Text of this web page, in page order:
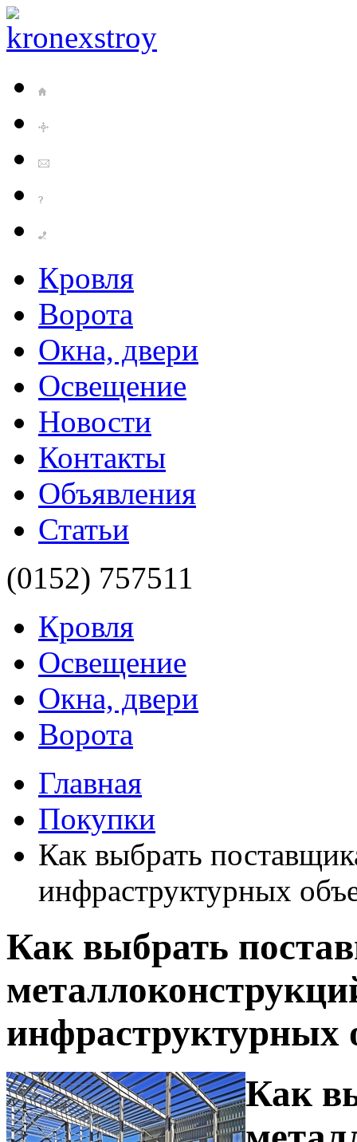
Кровля
Ворота
Окна, двери
Освещение
Новости
Контакты
Объявления
Статьи
(0152) 757511
Кровля
Освещение
Окна, двери
Ворота
Главная
Покупки
Как выбрать
инфраструктурных
Как выбрать
инфраструктурных
Как